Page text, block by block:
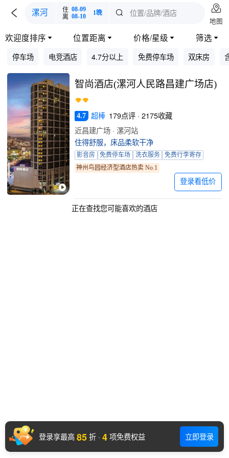
 漯河 住 08-09
离 08-10 1晚  位置/品牌/酒店 
地图
欢迎度排序  位置距离  价格/星级  筛选 
停车场 电竞酒店 4.7分以上 免费停车场 双床房
智尚酒店(漯河人民路昌建广场店)
4.7 超棒 179点评 · 2175收藏
近昌建广场 · 漯河站
住得舒服，床品柔软干净
影音房 免费停车场 洗衣服务
免费行李寄存
神州鸟园经济型酒店热卖 No.1
登录看低价
正在查找您可能喜欢的酒店
登录享最高 85 折 · 4 项免费权益 立即登录